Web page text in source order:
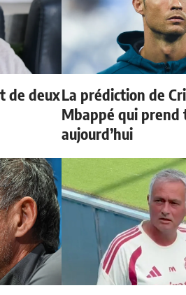
de deuxLa prédiction de
Mbappé qui prend
aujourd’hui